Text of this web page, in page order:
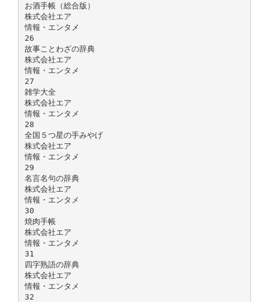
お酒手帳（総合版）
株式会社エア
情報・エンタメ
26
故事ことわざの辞典
株式会社エア
情報・エンタメ
27
雑学大全
株式会社エア
情報・エンタメ
28
全国５つ星の手みやげ
株式会社エア
情報・エンタメ
29
名言名句の辞典
株式会社エア
情報・エンタメ
30
焼肉手帳
株式会社エア
情報・エンタメ
31
四字熟語の辞典
株式会社エア
情報・エンタメ
32